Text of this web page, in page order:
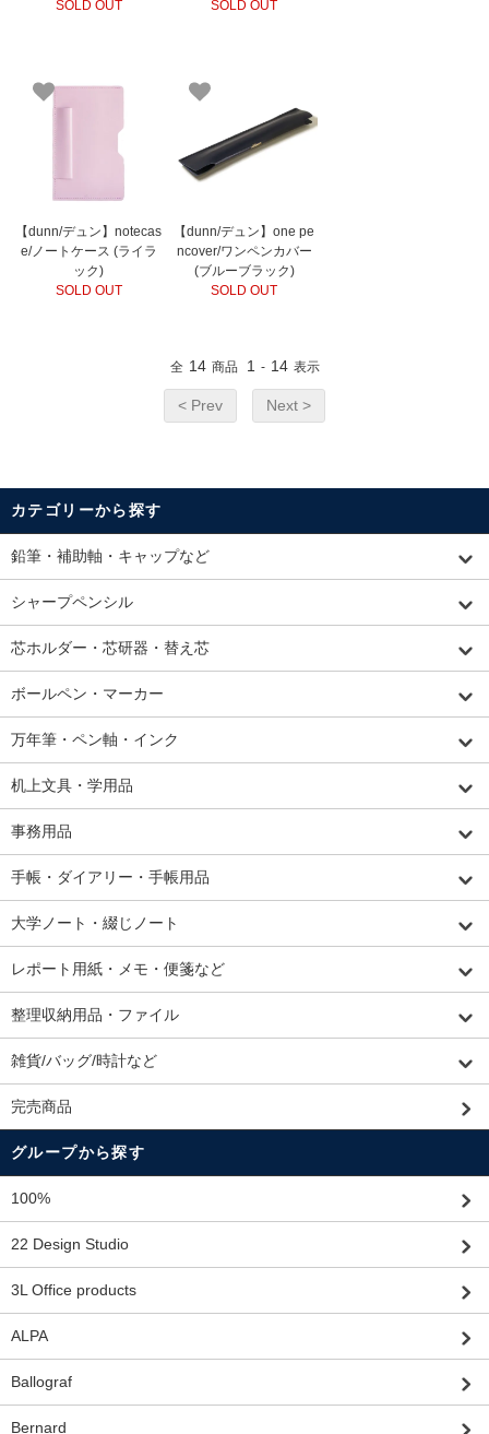
SOLD OUT
SOLD OUT
【dunn/デュン】notecas
e/ノートケース (ライラ
ック)
SOLD OUT
【dunn/デュン】one pe
ncover/ワンペンカバー
(ブルーブラック)
SOLD OUT
全 14 商品 1 - 14 表示
< Prev Next >
カテゴリーから探す
鉛筆・補助軸・キャップなど
シャープペンシル
芯ホルダー・芯研器・替え芯
ボールペン・マーカー
万年筆・ペン軸・インク
机上文具・学用品
事務用品
手帳・ダイアリー・手帳用品
大学ノート・綴じノート
レポート用紙・メモ・便箋など
整理収納用品・ファイル
雑貨/バッグ/時計など
完売商品
グループから探す
100%
22 Design Studio
3L Office products
ALPA
Ballograf
Bernard